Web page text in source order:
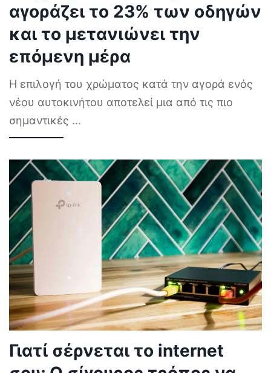
αγοράζει το 23% των οδηγών
και το μετανιώνει την
επόμενη μέρα
Η επιλογή του χρώματος κατά την αγορά ενός
νέου αυτοκινήτου αποτελεί μια από τις πιο
σημαντικές ...
Γιατί σέρνεται το internet